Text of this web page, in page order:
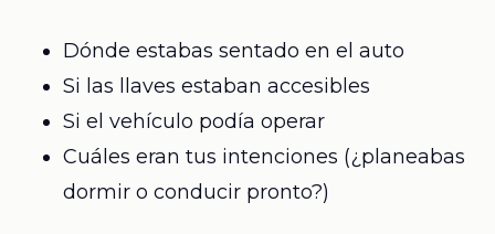
Dónde estabas sentado en el auto
Si las llaves estaban accesibles
Si el vehículo podía operar
Cuáles eran tus intenciones (¿planeabas
dormir o conducir pronto?)